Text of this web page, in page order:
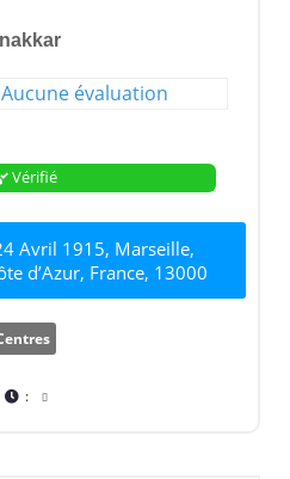
Aucune évaluation
Vérifié
Avril 1915, Marseille,
d’Azur, France, 13000
: